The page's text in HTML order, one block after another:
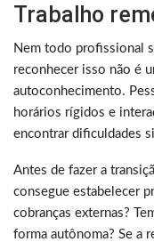
Trabalho
Nem todo profissional
reconhecer isso não é
autoconhecimento.
horários rígidos e
encontrar dificuldades
Antes de fazer a
consegue estabelecer
cobranças externas?
forma autônoma? Se a